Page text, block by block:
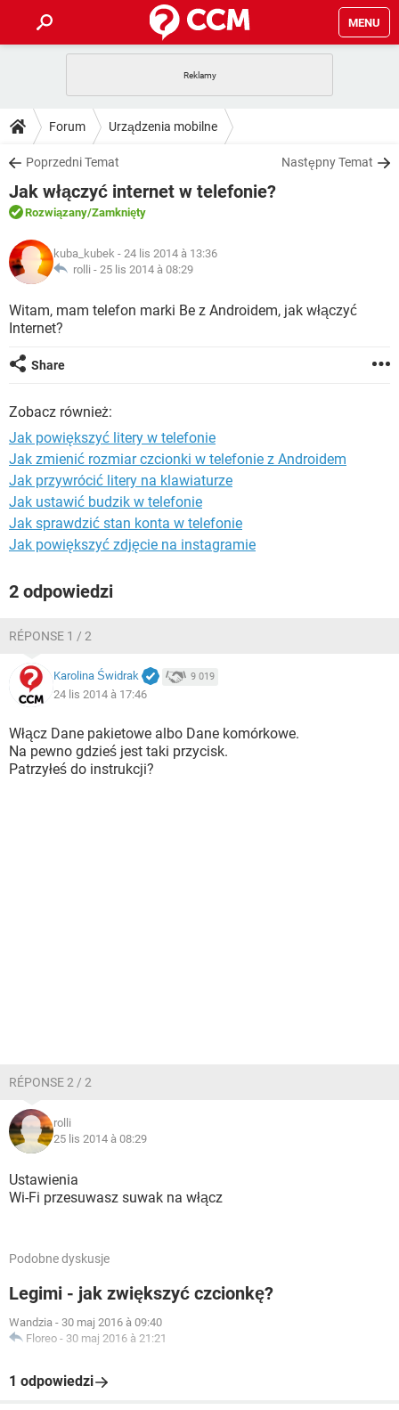
MENU
GRY WHATSAPP
SPOTIFY
INSTAGRAM FACEBOOK
WINDOWS 10
PORADY
PlayStation TIKTOK
SPOTIFY
INSTAGRAM
WINDOWS 10
DO POBRANIA
ANDROID TIKTOK
GRY
IOS NETFLIX
INSTAGRAM
WINDOWS 10
FORUM
COVID-19
GRY
INSTAGRAM
WINDOWS 10
ARTYKUŁY
COVID-19
GRY WHATSAPP
INSTAGRAM
WINDOWS 10
Forum Urządzenia mobilne
Poprzedni Temat Następny Temat
Jak włączyć internet w telefonie?
Rozwiązany/Zamknięty
kuba_kubek - 24 lis 2014 à 13:36
rolli - 25 lis 2014 à 08:29
Witam, mam telefon marki Be z Androidem, jak włączyć
Internet?
Share
Zobacz również:
Jak powiększyć litery w telefonie
Jak zmienić rozmiar czcionki w telefonie z Androidem
Jak przywrócić litery na klawiaturze
Jak ustawić budzik w telefonie
Jak sprawdzić stan konta w telefonie
Jak powiększyć zdjęcie na instagramie
2 odpowiedzi
RÉPONSE 1 / 2
Karolina Świdrak 9 019
24 lis 2014 à 17:46
Włącz Dane pakietowe albo Dane komórkowe.
Na pewno gdzieś jest taki przycisk.
Patrzyłeś do instrukcji?
RÉPONSE 2 / 2
rolli
25 lis 2014 à 08:29
Ustawienia
Wi-Fi przesuwasz suwak na włącz
Podobne dyskusje
Legimi - jak zwiększyć czcionkę?
Wandzia - 30 maj 2016 à 09:40
Floreo - 30 maj 2016 à 21:21
1 odpowiedzi